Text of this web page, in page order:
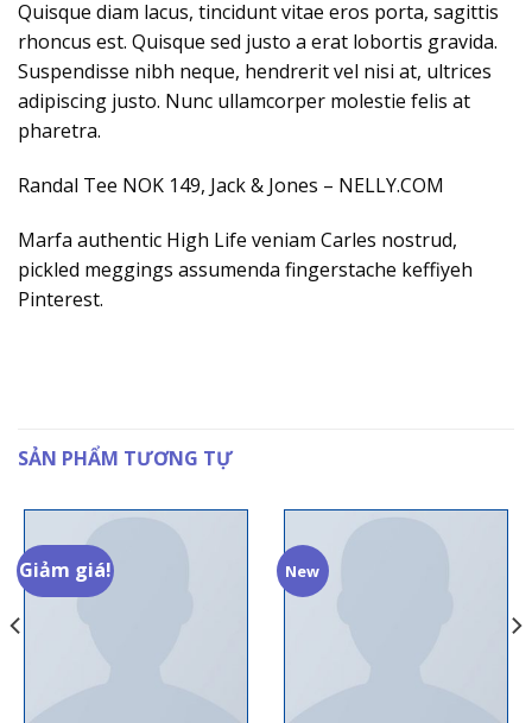
Quisque diam lacus, tincidunt vitae eros porta, sagittis
rhoncus est. Quisque sed justo a erat lobortis gravida.
Suspendisse nibh neque, hendrerit vel nisi at, ultrices
adipiscing justo. Nunc ullamcorper molestie felis at
pharetra.
Randal Tee NOK 149, Jack & Jones – NELLY.COM
Marfa authentic High Life veniam Carles nostrud,
pickled meggings assumenda fingerstache keffiyeh
Pinterest.
SẢN PHẨM TƯƠNG TỰ
Giảm giá! New